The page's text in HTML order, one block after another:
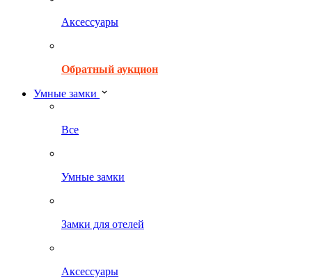
Аксессуары
Обратный аукцион
Умные замки
Все
Умные замки
Замки для отелей
Аксессуары